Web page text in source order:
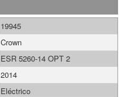
19945
Crown
ESR 5260-14 OPT 2
2014
Eléctrico